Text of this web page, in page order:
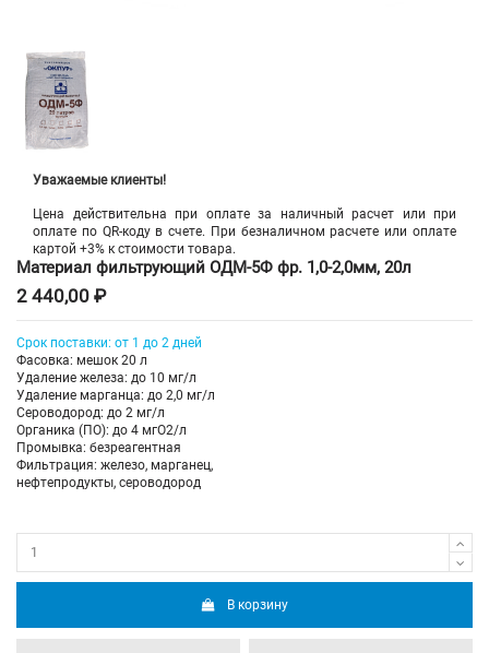
Уважаемые клиенты!
Цена действительна при оплате за наличный расчет или при
оплате по QR-коду в счете. При безналичном расчете или оплате
картой +3% к стоимости товара.
Материал фильтрующий ОДМ-5Ф фр. 1,0-2,0мм, 20л
2 440,00 ₽
Срок поставки: от 1 до 2 дней
Фасовка: мешок 20 л
Удаление железа: до 10 мг/л
Удаление марганца: до 2,0 мг/л
Сероводород: до 2 мг/л
Органика (ПО): до 4 мгО2/л
Промывка: безреагентная
Фильтрация: железо, марганец,
нефтепродукты, сероводород
В корзину